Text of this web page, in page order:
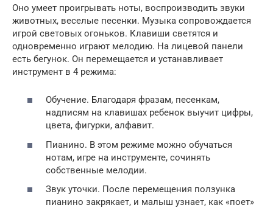
Оно умеет проигрывать ноты, воспроизводить звуки
животных, веселые песенки. Музыка сопровождается
игрой световых огоньков. Клавиши светятся и
одновременно играют мелодию. На лицевой панели
есть бегунок. Он перемещается и устанавливает
инструмент в 4 режима:
Обучение. Благодаря фразам, песенкам,
надписям на клавишах ребенок выучит цифры,
цвета, фигурки, алфавит.
Пианино. В этом режиме можно обучаться
нотам, игре на инструменте, сочинять
собственные мелодии.
Звук уточки. После перемещения ползунка
пианино закрякает, и малыш узнает, как «поет»